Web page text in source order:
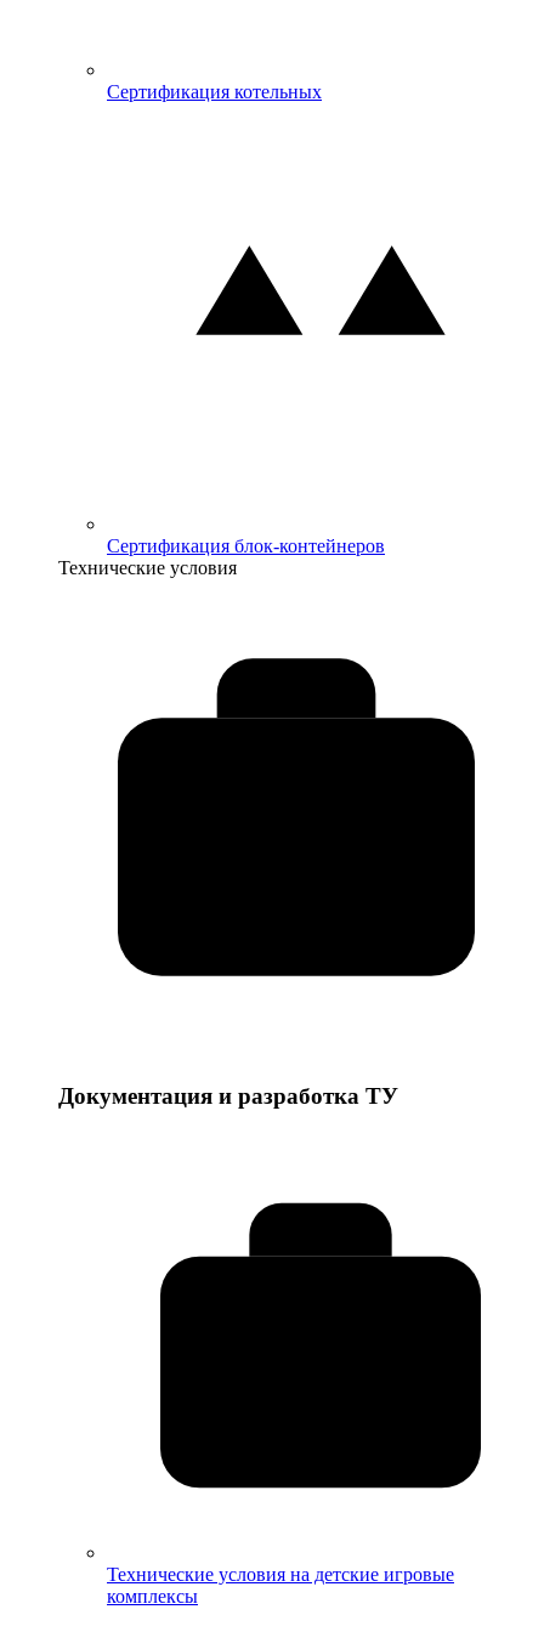
Сертификация котельных
Сертификация блок-контейнеров
Технические условия
Документация и разработка ТУ
Технические условия на детские игровые
комплексы